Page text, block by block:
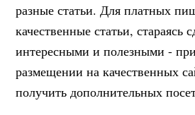
разные статьи. Для платных
качественные статьи, стараясь
интересными и полезными -
размещении на качественных
получить дополнительных